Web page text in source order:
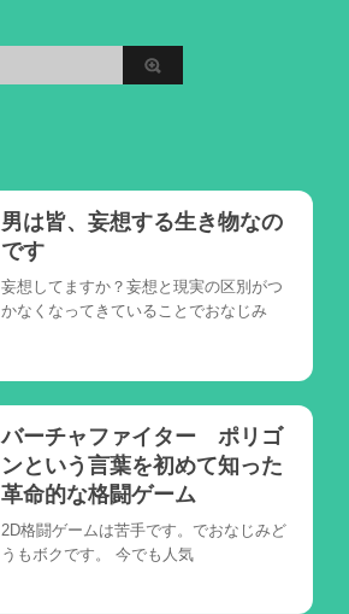
男は皆、妄想する生き物なの
です
妄想してますか？妄想と現実の区別がつ
かなくなってきていることでおなじみ
バーチャファイター ポリゴ
ンという言葉を初めて知った
革命的な格闘ゲーム
2D格闘ゲームは苦手です。でおなじみど
うもボクです。 今でも人気